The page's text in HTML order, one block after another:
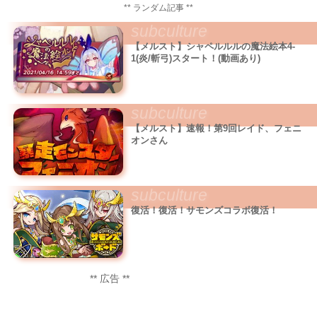
** ランダム記事 **
subculture
【メルスト】シャペルルルの魔法絵本4-
1(炎/斬弓)スタート！(動画あり)
subculture
【メルスト】速報！第9回レイド、フェニ
オンさん
subculture
復活！復活！サモンズコラボ復活！
** 広告 **